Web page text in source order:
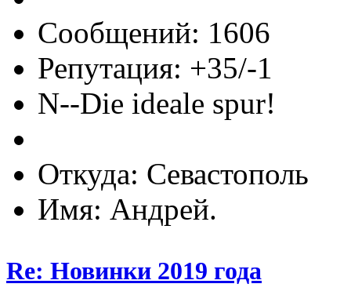
Сообщений: 1606
Репутация: +35/-1
N--Die ideale spur!
Откуда: Севастополь
Имя: Андрей.
Re: Новинки 2019 года